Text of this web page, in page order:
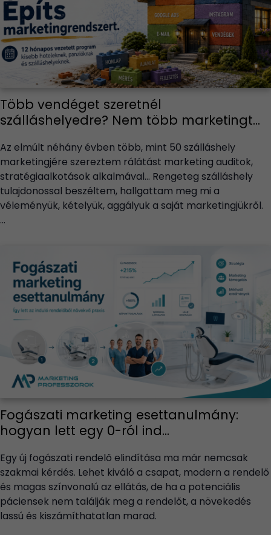
Több vendéget szeretnél
szálláshelyedre? Nem több marketingt...
Az elmúlt néhány évben több, mint 50 szálláshely
marketingjére szereztem rálátást marketing auditok,
stratégiaalkotások alkalmával… Rengeteg szálláshely
tulajdonossal beszéltem, hallgattam meg mi a
véleményük, kételyük, aggályuk a saját marketingjükről.
...
Fogászati marketing esettanulmány:
hogyan lett egy 0-ról ind...
Egy új fogászati rendelő elindítása ma már nemcsak
szakmai kérdés. Lehet kiváló a csapat, modern a rendelő
és magas színvonalú az ellátás, de ha a potenciális
páciensek nem találják meg a rendelőt, a növekedés
lassú és kiszámíthatatlan marad.